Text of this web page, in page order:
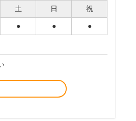
土 日 祝
● ● ●